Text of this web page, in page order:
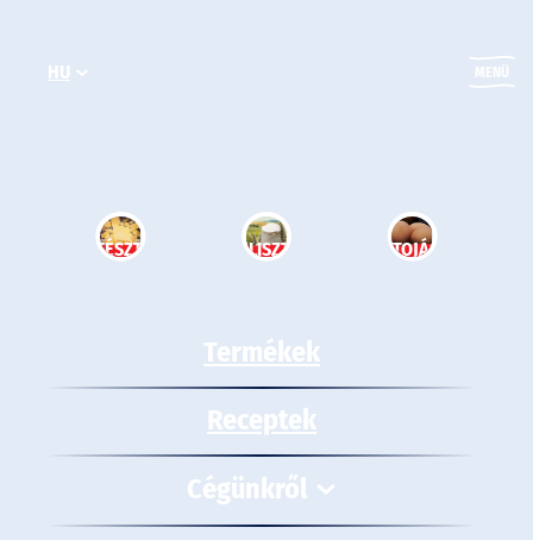
tartalomhoz
HU MENÜ
TÉSZTA LISZT TOJÁS
Termékek
Receptek
Cégünkről